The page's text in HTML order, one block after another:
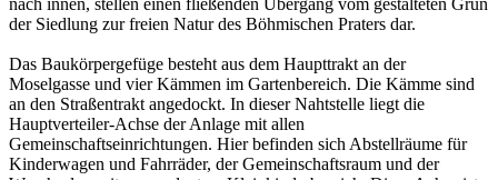
nach innen, stellen einen fließenden Übergang vom gestalteten Grün
der Siedlung zur freien Natur des Böhmischen Praters dar.
Das Baukörpergefüge besteht aus dem Haupttrakt an der
Moselgasse und vier Kämmen im Gartenbereich. Die Kämme sind
an den Straßentrakt angedockt. In dieser Nahtstelle liegt die
Hauptverteiler-Achse der Anlage mit allen
Gemeinschaftseinrichtungen. Hier befinden sich Abstellräume für
Kinderwagen und Fahrräder, der Gemeinschaftsraum und der